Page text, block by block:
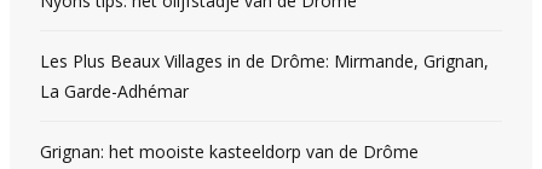
Les Plus Beaux Villages in de Drôme: Mirmande, Grignan,
La Garde-Adhémar
Grignan: het mooiste kasteeldorp van de Drôme